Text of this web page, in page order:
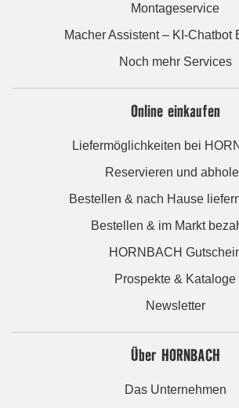
Montageservice
Macher Assistent – KI-Chatbot
Noch mehr Services
Online einkaufen
Liefermöglichkeiten bei
Reservieren und
Bestellen & nach Hause
Bestellen & im Markt
HORNBACH
Prospekte & Kataloge
Newsletter
Über HORNBACH
Das Unternehmen